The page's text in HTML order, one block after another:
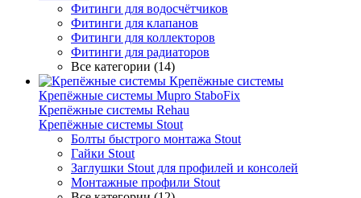
Фитинги для водосчётчиков
Фитинги для клапанов
Фитинги для коллекторов
Фитинги для радиаторов
Все категории (14)
Крепёжные системы
Крепёжные системы Mupro StaboFix
Крепёжные системы Rehau
Крепёжные системы Stout
Болты быстрого монтажа Stout
Гайки Stout
Заглушки Stout для профилей и консолей
Монтажные профили Stout